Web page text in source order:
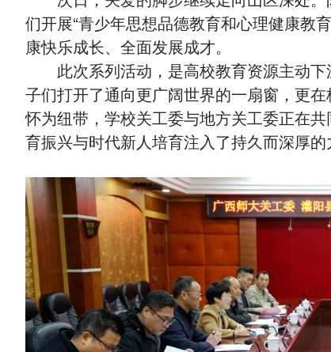
们开展“青少年思想品德教育和心理健康教
康快乐成长、全面发展成才。
此次系列活动，是高校教育资源主动
子们打开了通向更广阔世界的一扇窗，更
怀为纽带，学校关工委与地方关工委正在
育振兴与时代新人培育注入了持久而深厚的